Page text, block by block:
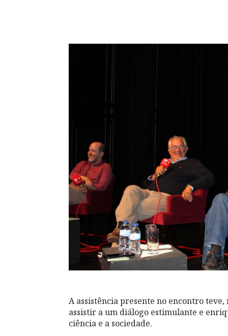
A assistência presente no encontro
assistir a um diálogo estimulante e
ciência e a sociedade.